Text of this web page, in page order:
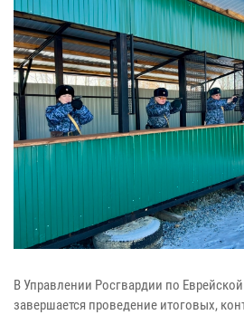
В Управлении Росгвардии по
завершается проведение итоговых,